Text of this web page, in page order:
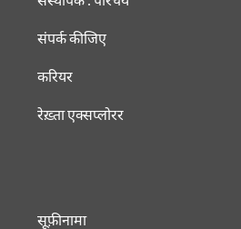
संपर्क कीजिए
करियर
रेख़्ता एक्सप्लोरर
सूफ़ीनामा